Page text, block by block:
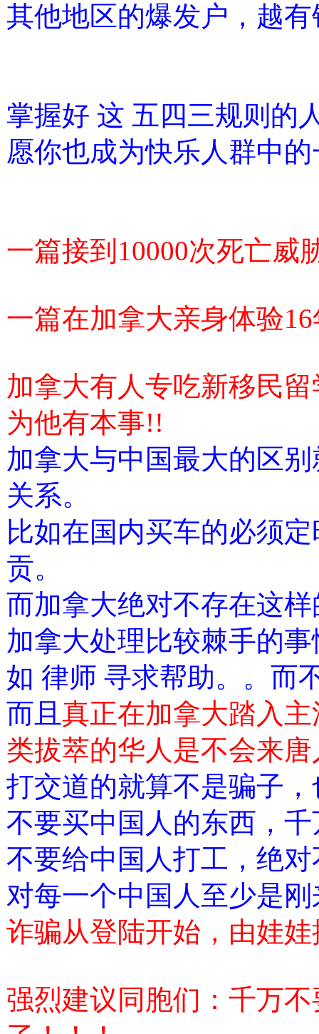
其他地区的爆发户，越
掌握好 这 五四三规则的
愿你也成为快乐人群中
一篇接到10000次死亡威
一篇在加拿大亲身体验
加拿大有人专吃新移民
为他有本事!!
加拿大与中国最大的区
关系。
比如在国内买车的必须
贡。
而加拿大绝对不存在这
加拿大处理比较棘手的
如 律师 寻求帮助。。而
而且 真正在加拿大踏入
类拔萃的华人是不会来
打交道的就算不是骗子
不要买中国人的东西，
不要给中国人打工，绝
对每一个中国人至少是
诈骗从登陆开始，由娃
强烈建议同胞们：千万不